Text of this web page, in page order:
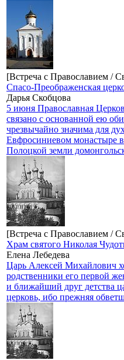
[Встреча с Православием /
Спасо-Преображенская
Дарья Скобцова
5 июня Православная
связано с основанной ею
чрезвычайно значима для
Евфросиниевом монастыре
Полоцкой земли
[Встреча с Православием /
Храм святого Николая
Елена Лебедева
Царь Алексей Михайлович
родственники его первой
и ближайший друг детства
церковь, ибо прежняя